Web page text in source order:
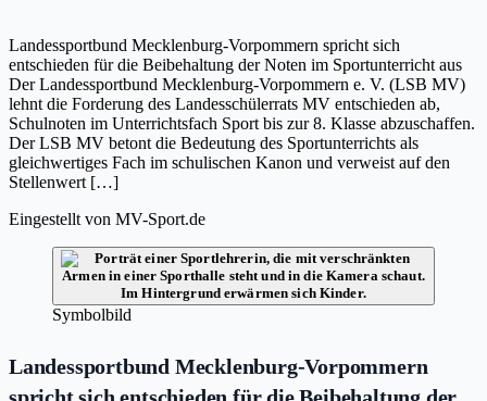
Landessportbund Mecklenburg-Vorpommern spricht sich
entschieden für die Beibehaltung der Noten im Sportunterricht aus
Der Landessportbund Mecklenburg-Vorpommern e. V. (LSB MV)
lehnt die Forderung des Landesschülerrats MV entschieden ab,
Schulnoten im Unterrichtsfach Sport bis zur 8. Klasse abzuschaffen.
Der LSB MV betont die Bedeutung des Sportunterrichts als
gleichwertiges Fach im schulischen Kanon und verweist auf den
Stellenwert […]
Eingestellt von MV-Sport.de
Symbolbild
Landessportbund Mecklenburg-Vorpommern